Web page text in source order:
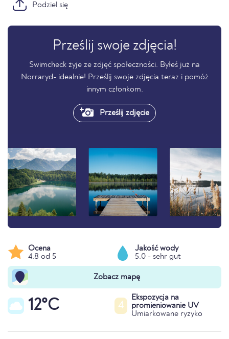
Podziel się
Prześlij swoje zdjęcia!
Swimcheck żyje ze zdjęć społeczności. Byłeś już na
Norraryd- idealnie! Prześlij swoje zdjęcia teraz i pomóż
innym członkom.
Prześlij zdjęcie
Ocena
4.8 od 5
Jakość wody
5.0 - sehr gut
Zobacz mapę
12°C 4
Ekspozycja na
promieniowanie UV
Umiarkowane ryzyko